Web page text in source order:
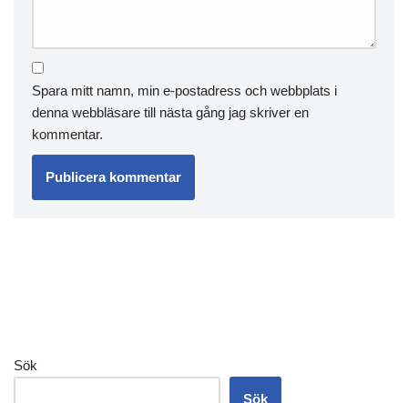
Spara mitt namn, min e-postadress och webbplats i
denna webbläsare till nästa gång jag skriver en
kommentar.
Sök
Sök